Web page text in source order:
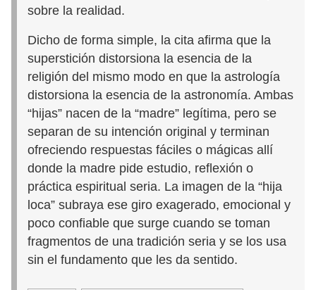
sobre la realidad.
Dicho de forma simple, la cita afirma que la
superstición distorsiona la esencia de la
religión del mismo modo en que la astrología
distorsiona la esencia de la astronomía. Ambas
“hijas” nacen de la “madre” legítima, pero se
separan de su intención original y terminan
ofreciendo respuestas fáciles o mágicas allí
donde la madre pide estudio, reflexión o
práctica espiritual seria. La imagen de la “hija
loca” subraya ese giro exagerado, emocional y
poco confiable que surge cuando se toman
fragmentos de una tradición seria y se los usa
sin el fundamento que les da sentido.